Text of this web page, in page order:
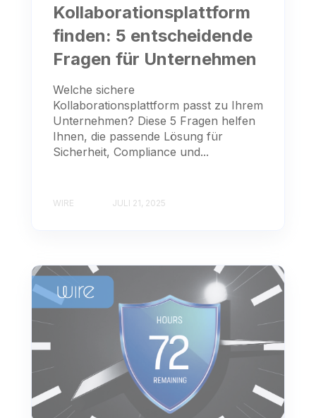
Kollaborationsplattform
finden: 5 entscheidende
Fragen für Unternehmen
Welche sichere
Kollaborationsplattform passt zu Ihrem
Unternehmen? Diese 5 Fragen helfen
Ihnen, die passende Lösung für
Sicherheit, Compliance und...
WIRE JULI 21, 2025